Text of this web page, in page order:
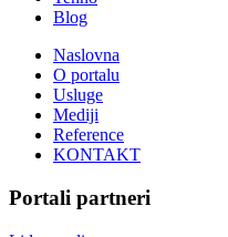
Blog
Naslovna
O portalu
Usluge
Mediji
Reference
KONTAKT
Portali partneri